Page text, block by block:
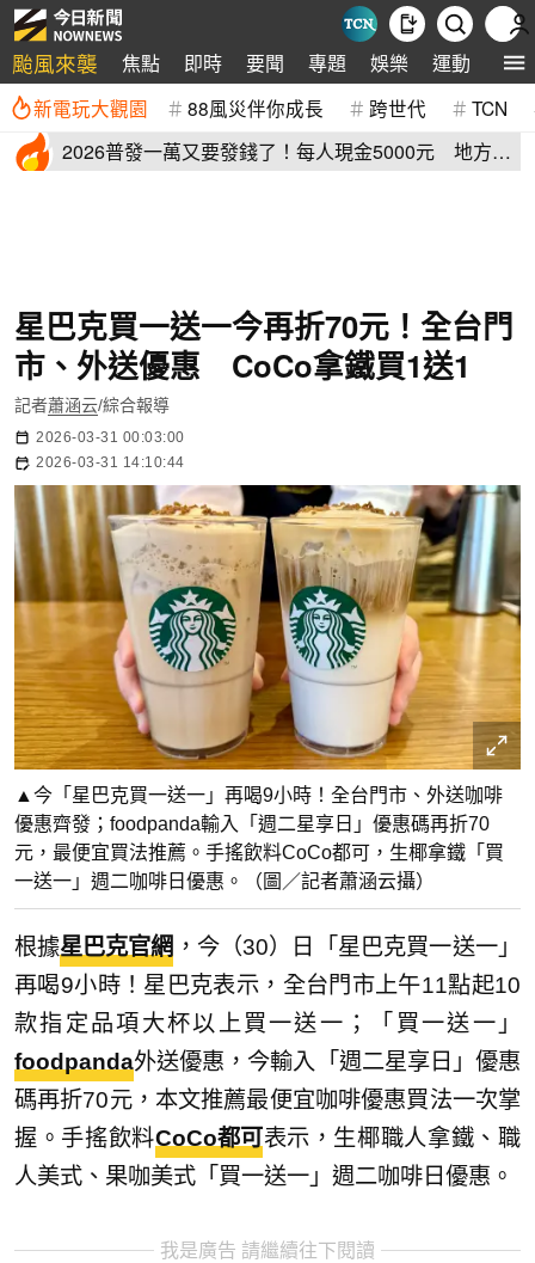
颱風來襲 焦點 即時 要聞 專題 娛樂 運動 全球
新電玩大觀園 88風災伴你成長 跨世代 TCN
2026普發一萬又要發錢了！每人現金5000元 地方加
星巴克買一送一今再折70元！全台門
市、外送優惠 CoCo拿鐵買1送1
記者蕭涵云/綜合報導
2026-03-31 00:03:00
2026-03-31 14:10:44
▲今「星巴克買一送一」再喝9小時！全台門市、外送咖啡
優惠齊發；foodpanda輸入「週二星享日」優惠碼再折70
元，最便宜買法推薦。手搖飲料CoCo都可，生椰拿鐵「買
一送一」週二咖啡日優惠。（圖／記者蕭涵云攝）
根據星巴克官網 ，今（30）日「星巴克買一送一」
再喝9小時！星巴克表示，全台門市上午11點起10
款指定品項大杯以上買一送一；「買一送一」
foodpanda外送優惠，今輸入「週二星享日」優惠
碼再折70元，本文推薦最便宜咖啡優惠買法一次掌
握。手搖飲料CoCo都可 表示，生椰職人拿鐵、職
人美式、果咖美式「買一送一」週二咖啡日優惠。
我是廣告 請繼續往下閱讀